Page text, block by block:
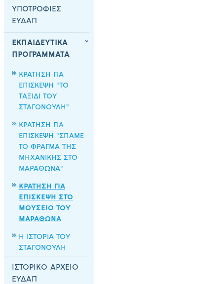
ΥΠΟΤΡΟΦΙΕΣ
ΕΥΔΑΠ
ΕΚΠΑΙΔΕΥΤΙΚΑ
ΠΡΟΓΡΑΜΜΑΤΑ
ΚΡΑΤΗΣΗ ΓΙΑ
ΕΠΙΣΚΕΨΗ "ΤΟ
ΤΑΞΙΔΙ ΤΟΥ
ΣΤΑΓΟΝΟΥΛΗ"
ΚΡΑΤΗΣΗ ΓΙΑ
ΕΠΙΣΚΕΨΗ "ΣΠΑΜΕ
ΤΟ ΦΡΑΓΜΑ ΤΗΣ
ΜΗΧΑΝΙΚΗΣ ΣΤΟ
ΜΑΡΑΘΩΝΑ"
ΚΡΑΤΗΣΗ ΓΙΑ
ΕΠΙΣΚΕΨΗ ΣΤΟ
ΜΟΥΣΕΙΟ ΤΟΥ
ΜΑΡΑΘΩΝΑ
Η ΙΣΤΟΡΙΑ ΤΟΥ
ΣΤΑΓΟΝΟΥΛΗ
ΙΣΤΟΡΙΚΟ ΑΡΧΕΙΟ
ΕΥΔΑΠ